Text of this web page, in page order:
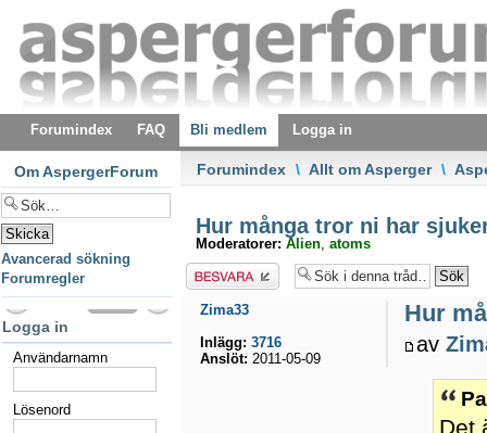
Forumindex FAQ Bli medlem Logga in
Forumindex \ Allt om Asperger \
Hur många tror ni har
Moderatorer: Alien, atoms
Besvara
Hur
av
Det
Zima33
Inlägg: 3716
Anslöt: 2011-05-09
Om AspergerForum
Avancerad sökning
Forumregler
Logga in
Användarnamn
Lösenord